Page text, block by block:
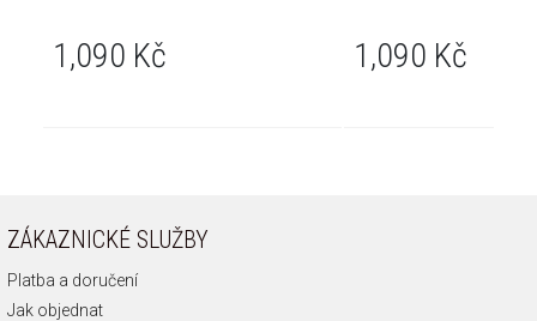
1,090 Kč 1,090 Kč
ZÁKAZNICKÉ SLUŽBY
Platba a doručení
Jak objednat